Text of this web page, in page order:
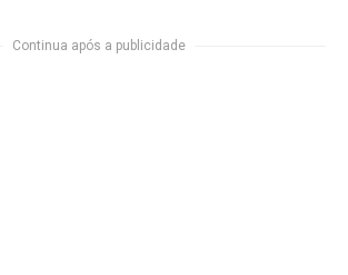
Continua após a publicidade